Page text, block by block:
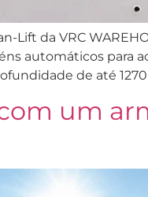
da VRC
automáticos para
de até
um